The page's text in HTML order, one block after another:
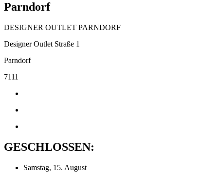
Parndorf
DESIGNER OUTLET PARNDORF
Designer Outlet Straße 1
Parndorf
7111
GESCHLOSSEN:
Samstag, 15. August